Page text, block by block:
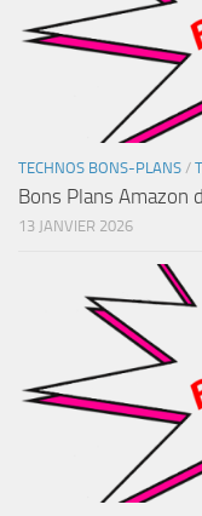
TECHNOS BONS-PLANS /
Bons Plans Amazon
13 JANVIER 2026